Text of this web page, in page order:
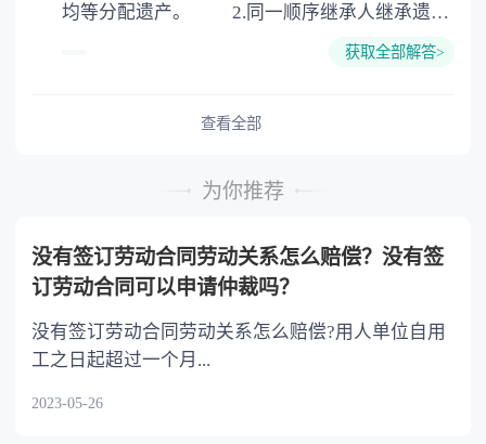
均等分配遗产。 2.同一顺序继承人继承遗产
或者与被继承人共同生活的继承人，分配遗产
的继承人，不尽扶养义务的，分配遗产时，应当
获取全部解答>
查看全部
为你推荐
没有签订劳动合同劳动关系怎么赔偿？没有签
订劳动合同可以申请仲裁吗？
没有签订劳动合同劳动关系怎么赔偿?用人单位自用
工之日起超过一个月...
2023-05-26